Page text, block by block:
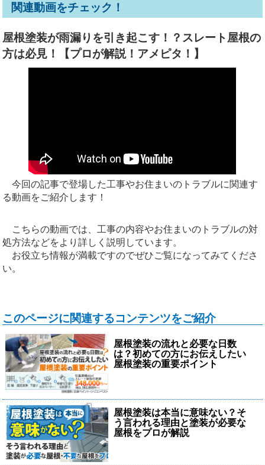
関連動画をチェック！
屋根塗装が雨漏りを引き起こす！？スレート屋根の
方は必見！【プロが解説！アメピタ！】
今回の記事で登場した工事やお住まいのトラブルに関連す
る動画をご紹介します！
こちらの動画では、工事の内容やお住まいのトラブルの対
処方法などをより詳しく説明しています。
お役立ち情報が満載ですのでぜひご覧になってみてくださ
い。
このページに関連するコンテンツをご紹介
屋根塗装の流れと必要な日数
は？初めての方にお伝えしたい
屋根塗装の重要ポイント
屋根塗装は本当に意味ない？そ
う言われる理由と塗装が必要な
屋根をプロが解説